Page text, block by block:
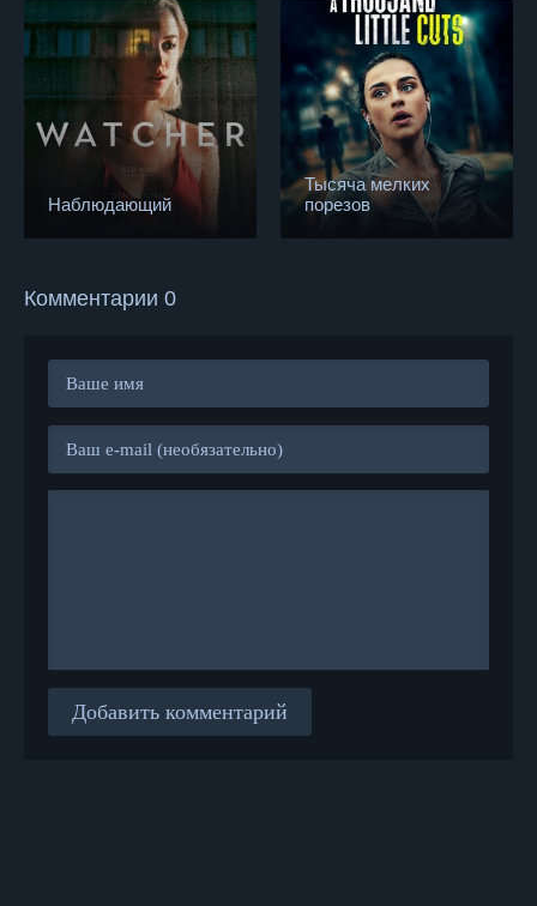
Наблюдающий
Тысяча мелких
порезов
Комментарии 0
Добавить комментарий